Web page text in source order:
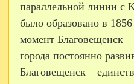
параллельной линии с
было образовано в
момент Благовещенск
города постоянно
Благовещенск –